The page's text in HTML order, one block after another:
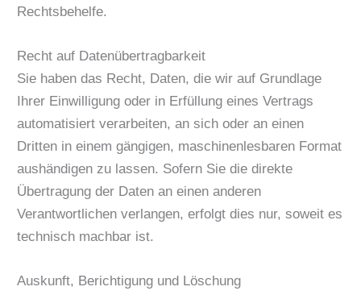
Rechtsbehelfe.
Recht auf Daten­übertrag­barkeit
Sie haben das Recht, Daten, die wir auf Grundlage
Ihrer Einwilligung oder in Erfüllung eines Vertrags
automatisiert verarbeiten, an sich oder an einen
Dritten in einem gängigen, maschinenlesbaren Format
aushändigen zu lassen. Sofern Sie die direkte
Übertragung der Daten an einen anderen
Verantwortlichen verlangen, erfolgt dies nur, soweit es
technisch machbar ist.
Auskunft, Berichtigung und Löschung